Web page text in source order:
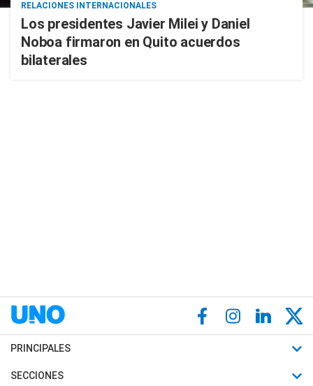
RELACIONES INTERNACIONALES
Los presidentes Javier Milei y Daniel
Noboa firmaron en Quito acuerdos
bilaterales
PRINCIPALES
Últimas Noticias
SECCIONES